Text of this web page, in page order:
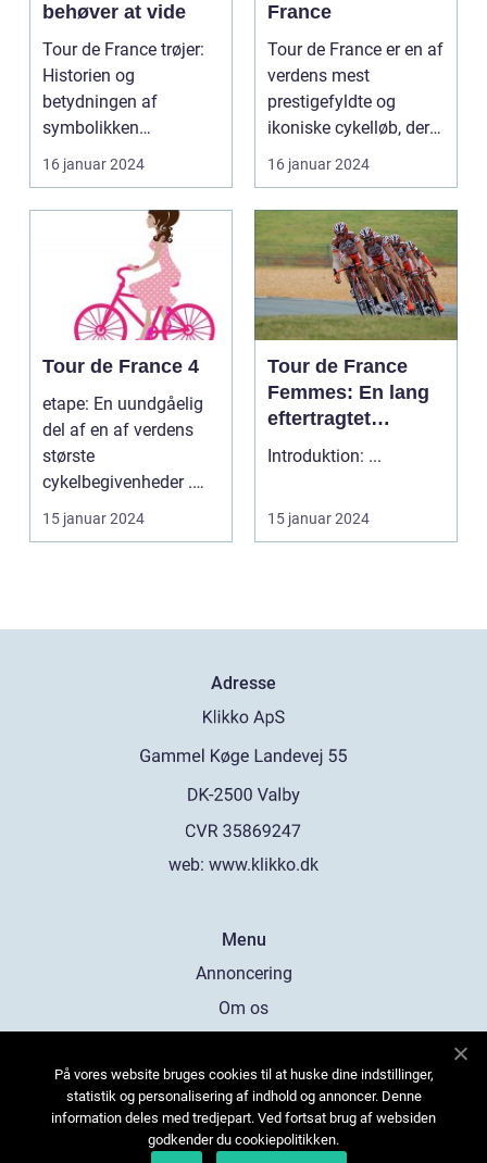
behøver at vide
Tour de France trøjer:
Historien og
betydningen af
symbolikken
Introduktion til Tour de
France trø...
16 januar 2024
France
Tour de France er en af
verdens mest
prestigefyldte og
ikoniske cykelløb, der
afholdes hvert år i ju...
16 januar 2024
Tour de France 4
etape: En uundgåelig
del af en af verdens
største
cykelbegivenheder .
etape: En uundgåelig
del af ...
15 januar 2024
Tour de France
Femmes: En lang
eftertragtet
kvindelig udgave
Introduktion: ...
15 januar 2024
Adresse
web: www.klikko.dk
Menu
Annoncering
Om os
Kontakt os
Sitemap
På vores website bruges cookies til at huske dine indstillinger,
statistik og personalisering af indhold og annoncer. Denne
information deles med tredjepart. Ved fortsat brug af websiden
godkender du cookiepolitikken.